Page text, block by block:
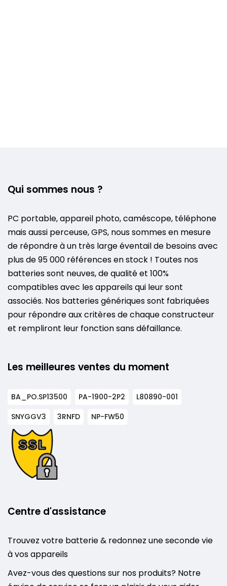
Qui sommes nous ?
PC portable, appareil photo, caméscope, téléphone
mais aussi perceuse, GPS, nous sommes en mesure
de répondre à un très large éventail de besoins avec
plus de 95 000 références en stock ! Toutes nos
batteries sont neuves, de qualité et 100%
compatibles avec les appareils qui leur sont
associés. Nos batteries génériques sont fabriquées
pour répondre aux critères de chaque constructeur
et rempliront leur fonction sans défaillance.
Les meilleures ventes du moment
BA_PO.SP13500 PA-1900-2P2
L80890-001
SNYGGV3
3RNFD NP-FW50
Centre d'assistance
Trouvez votre batterie & redonnez une seconde vie
à vos appareils
Avez-vous des questions sur nos produits? Notre